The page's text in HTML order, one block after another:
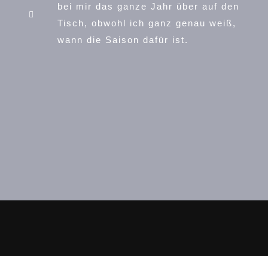
bei mir das ganze Jahr über auf den
Tisch, obwohl ich ganz genau weiß,
wann die Saison dafür ist.